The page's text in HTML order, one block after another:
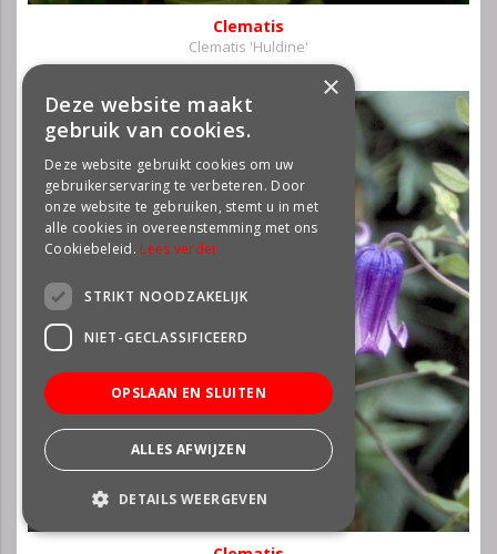
Clematis
Clematis 'Huldine'
×
Deze website maakt
gebruik van cookies.
Deze website gebruikt cookies om uw
gebruikerservaring te verbeteren. Door
onze website te gebruiken, stemt u in met
alle cookies in overeenstemming met ons
Cookiebeleid. Lees verder
STRIKT NOODZAKELIJK
NIET-GECLASSIFICEERD
OPSLAAN EN SLUITEN
ALLES AFWIJZEN
DETAILS WEERGEVEN